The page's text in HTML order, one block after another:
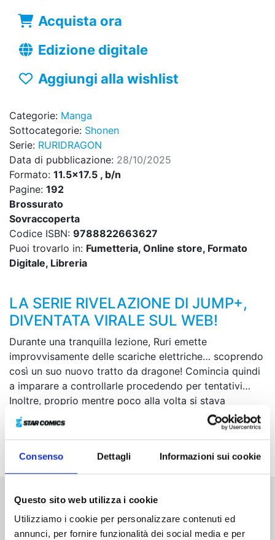
Consenso Dettagli Informazioni sui cookie
Questo sito web utilizza i cookie
Utilizziamo i cookie per personalizzare contenuti ed
annunci, per fornire funzionalità dei social media e per
Acquista ora
Edizione digitale
Aggiungi alla wishlist
Categorie: Manga
Sottocategorie: Shonen
Serie: RURIDRAGON
Data di pubblicazione: 28/10/2025
Formato: 11.5x17.5 , b/n
Pagine: 192
Brossurato
Sovraccoperta
Codice ISBN: 9788822663627
Puoi trovarlo in: Fumetteria, Online store, Formato
Digitale, Libreria
LA SERIE RIVELAZIONE DI JUMP+,
DIVENTATA VIRALE SUL WEB!
Durante una tranquilla lezione, Ruri emette
improvvisamente delle scariche elettriche… scoprendo
così un suo nuovo tratto da dragone! Comincia quindi
a imparare a controllarle procedendo per tentativi…
Inoltre, proprio mentre poco alla volta si stava
abituando alla vita scolastica, viene a sapere di non
essere particolarmente simpatica a una compagna di
Altri volumi della serie